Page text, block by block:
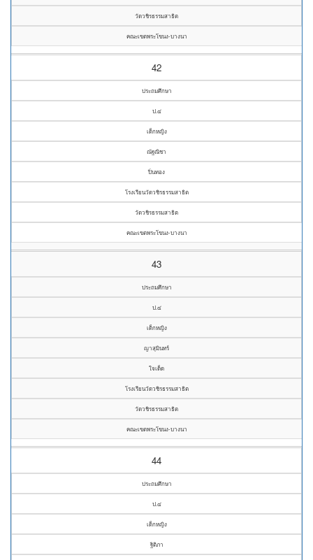
วัดวชิรธรรมสาธิต
คณะเขตพระโขนง-บางนา
42
ประถมศึกษา
ป.๔
เด็กหญิง
ณัฐณิชา
ปิ่นทอง
โรงเรียนวัดวชิรธรรมสาธิต
วัดวชิรธรรมสาธิต
คณะเขตพระโขนง-บางนา
43
ประถมศึกษา
ป.๔
เด็กหญิง
ญาสุมินทร์
ใจเด็ด
โรงเรียนวัดวชิรธรรมสาธิต
วัดวชิรธรรมสาธิต
คณะเขตพระโขนง-บางนา
44
ประถมศึกษา
ป.๔
เด็กหญิง
ฐิติภา